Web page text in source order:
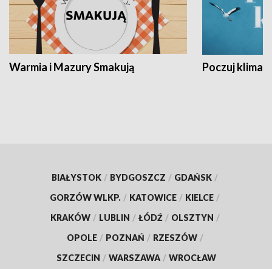
Warmia i Mazury Smakują Poczuj klimat
BIAŁYSTOK / BYDGOSZCZ / GDAŃSK /
GORZÓW WLKP. / KATOWICE / KIELCE /
KRAKÓW / LUBLIN / ŁÓDŹ / OLSZTYN /
OPOLE / POZNAŃ / RZESZÓW /
SZCZECIN / WARSZAWA / WROCŁAW